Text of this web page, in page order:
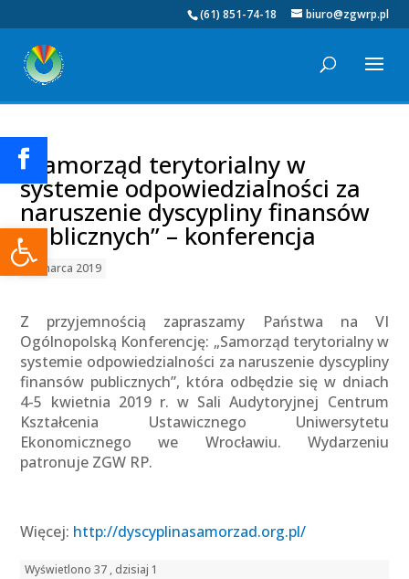
Otwórz pasek narzędzi
(61) 851-74-18 biuro@zgwrp.pl
„Samorząd terytorialny w
systemie odpowiedzialności za
naruszenie dyscypliny finansów
publicznych” – konferencja
19 marca 2019
Z przyjemnością zapraszamy Państwa na VI
Ogólnopolską Konferencję: „Samorząd terytorialny w
systemie odpowiedzialności za naruszenie dyscypliny
finansów publicznych”, która odbędzie się w dniach
4-5 kwietnia 2019 r. w Sali Audytoryjnej Centrum
Kształcenia Ustawicznego Uniwersytetu
Ekonomicznego we Wrocławiu. Wydarzeniu
patronuje ZGW RP.
Więcej: http://dyscyplinasamorzad.org.pl/
Wyświetlono 37 , dzisiaj 1